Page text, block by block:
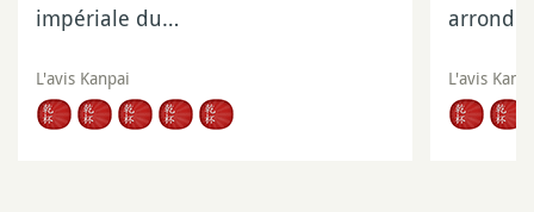
impériale du…
L'avis Kanpai L'avis